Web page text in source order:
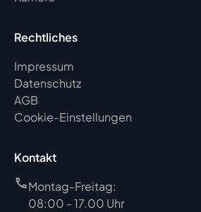
Rechtliches
Impressum
Datenschutz
AGB
Cookie-Einstellungen
Kontakt
Montag-Freitag:
08:00 - 17.00 Uhr